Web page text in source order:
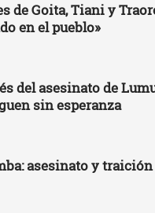
de Goita, Tiani y
en el pueblo»
del asesinato de
sin esperanza
asesinato y traición